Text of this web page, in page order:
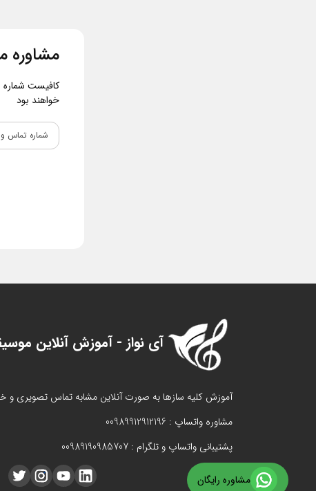
مشاوره
کافیست شماره
خواهند بود
مشاوره رایگان
آی نواز - آموزش آنلاین
آموزش کلیه سازها به صورت آنلاین مشابه تماس تصویری
مشاوره واتساپ : 00989912912196
پشتیبانی واتساپ و تلگرام : 00989190985707